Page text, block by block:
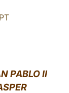
中文
PT
PABLO II